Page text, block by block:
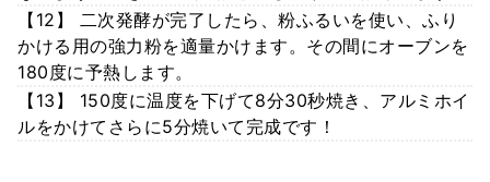
【12】 二次発酵が完了したら、粉ふるいを使い、ふり
かける用の強力粉を適量かけます。その間にオーブンを
180度に予熱します。
【13】 150度に温度を下げて8分30秒焼き、アルミホイ
ルをかけてさらに5分焼いて完成です！